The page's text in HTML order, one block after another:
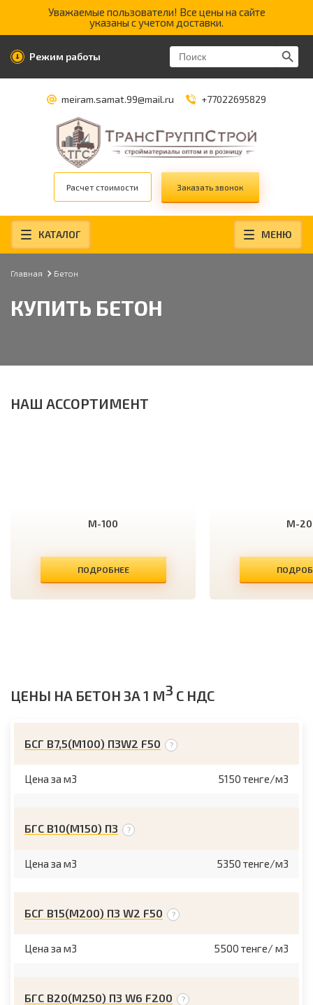
Уважаемые пользователи! Все цены на сайте
указаны с учетом доставки.
Режим работы
Search
for:
Search
meiram.samat.99@mail.ru +77022695829
Расчет стоимости Заказать звонок
КАТАЛОГ МЕНЮ
Главная Бетон
КУПИТЬ БЕТОН
НАШ АССОРТИМЕНТ
М-100
ПОДРОБНЕЕ
М-
ЦЕНЫ НА БЕТОН ЗА 1 М3 С НДС
БСГ В7,5(М100) П3W2 F50
Цена за м3 5150 тенге/м3
БГС В10(М150) П3
Цена за м3 5350 тенге/м3
БСГ В15(М200) П3 W2 F50
Цена за м3 5500 тенге/ м3
БГС В20(М250) П3 W6 F200